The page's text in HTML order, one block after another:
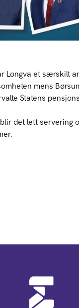
Longva et særskilt
mens
Statens
det lett servering